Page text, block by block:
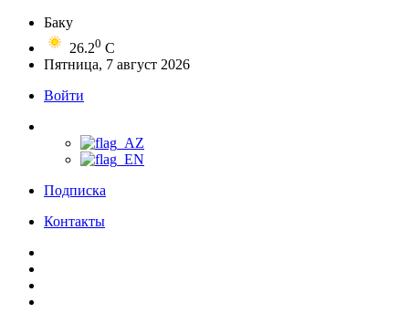
Баку
26.20 C
Пятница, 7 август 2026
Войти
Подписка
Контакты